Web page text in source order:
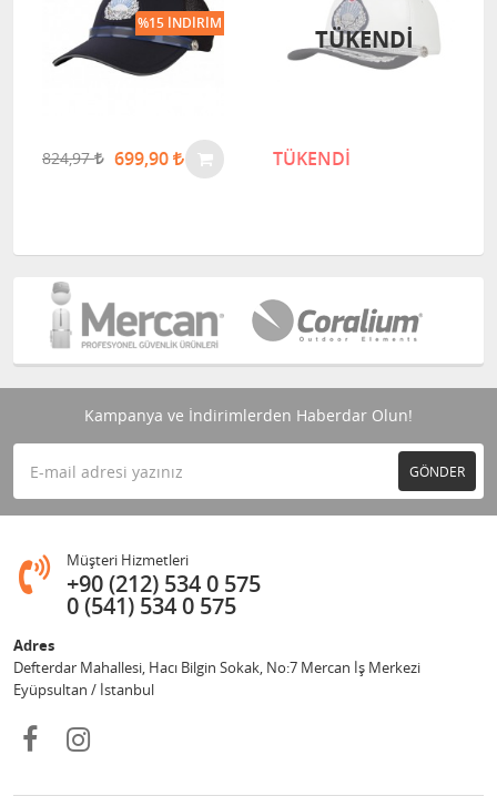
824,97 699,90
%15 İNDIRIM
TÜKENDİ
TÜKENDI
Kampanya ve İndirimlerden Haberdar Olun!
GÖNDER
Müşteri Hizmetleri
+90 (212) 534 0 575
0 (541) 534 0 575
Adres
Defterdar Mahallesi, Hacı Bilgin Sokak, No:7 Mercan İş Merkezi
Eyüpsultan / İstanbul